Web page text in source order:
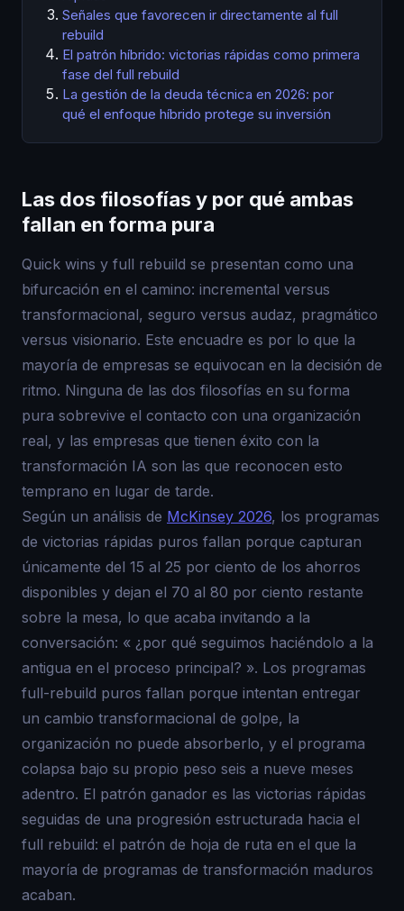
Señales que favorecen ir directamente al full
rebuild
El patrón híbrido: victorias rápidas como primera
fase del full rebuild
La gestión de la deuda técnica en 2026: por
qué el enfoque híbrido protege su inversión
Las dos filosofías y por qué ambas
fallan en forma pura
Quick wins y full rebuild se presentan como una
bifurcación en el camino: incremental versus
transformacional, seguro versus audaz, pragmático
versus visionario. Este encuadre es por lo que la
mayoría de empresas se equivocan en la decisión de
ritmo. Ninguna de las dos filosofías en su forma
pura sobrevive el contacto con una organización
real, y las empresas que tienen éxito con la
transformación IA son las que reconocen esto
temprano en lugar de tarde.
Según un análisis de McKinsey 2026, los programas
de victorias rápidas puros fallan porque capturan
únicamente del 15 al 25 por ciento de los ahorros
disponibles y dejan el 70 al 80 por ciento restante
sobre la mesa, lo que acaba invitando a la
conversación: « ¿por qué seguimos haciéndolo a la
antigua en el proceso principal? ». Los programas
full-rebuild puros fallan porque intentan entregar
un cambio transformacional de golpe, la
organización no puede absorberlo, y el programa
colapsa bajo su propio peso seis a nueve meses
adentro. El patrón ganador es las victorias rápidas
seguidas de una progresión estructurada hacia el
full rebuild: el patrón de hoja de ruta en el que la
mayoría de programas de transformación maduros
acaban.